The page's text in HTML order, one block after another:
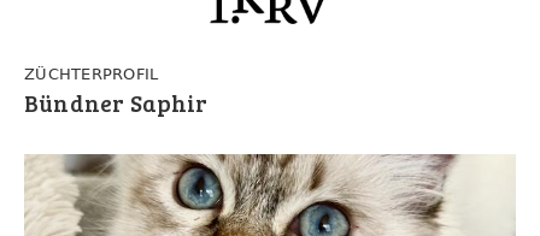
ZÜCHTERPROFIL
Bündner Saphir